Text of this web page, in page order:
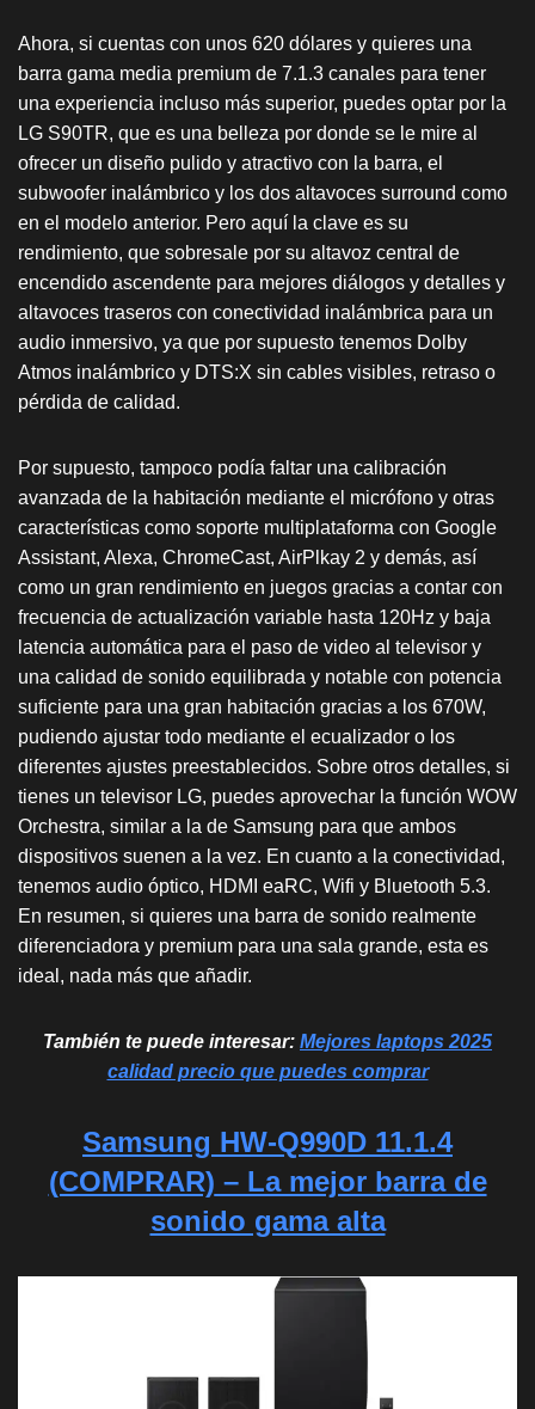
Ahora, si cuentas con unos 620 dólares y quieres una
barra gama media premium de 7.1.3 canales para tener
una experiencia incluso más superior, puedes optar por la
LG S90TR, que es una belleza por donde se le mire al
ofrecer un diseño pulido y atractivo con la barra, el
subwoofer inalámbrico y los dos altavoces surround como
en el modelo anterior. Pero aquí la clave es su
rendimiento, que sobresale por su altavoz central de
encendido ascendente para mejores diálogos y detalles y
altavoces traseros con conectividad inalámbrica para un
audio inmersivo, ya que por supuesto tenemos Dolby
Atmos inalámbrico y DTS:X sin cables visibles, retraso o
pérdida de calidad.
Por supuesto, tampoco podía faltar una calibración
avanzada de la habitación mediante el micrófono y otras
características como soporte multiplataforma con Google
Assistant, Alexa, ChromeCast, AirPlkay 2 y demás, así
como un gran rendimiento en juegos gracias a contar con
frecuencia de actualización variable hasta 120Hz y baja
latencia automática para el paso de video al televisor y
una calidad de sonido equilibrada y notable con potencia
suficiente para una gran habitación gracias a los 670W,
pudiendo ajustar todo mediante el ecualizador o los
diferentes ajustes preestablecidos. Sobre otros detalles, si
tienes un televisor LG, puedes aprovechar la función WOW
Orchestra, similar a la de Samsung para que ambos
dispositivos suenen a la vez. En cuanto a la conectividad,
tenemos audio óptico, HDMI eaRC, Wifi y Bluetooth 5.3.
En resumen, si quieres una barra de sonido realmente
diferenciadora y premium para una sala grande, esta es
ideal, nada más que añadir.
También te puede interesar: Mejores laptops 2025
calidad precio que puedes comprar
Samsung HW-Q990D 11.1.4
(COMPRAR) – La mejor barra de
sonido gama alta